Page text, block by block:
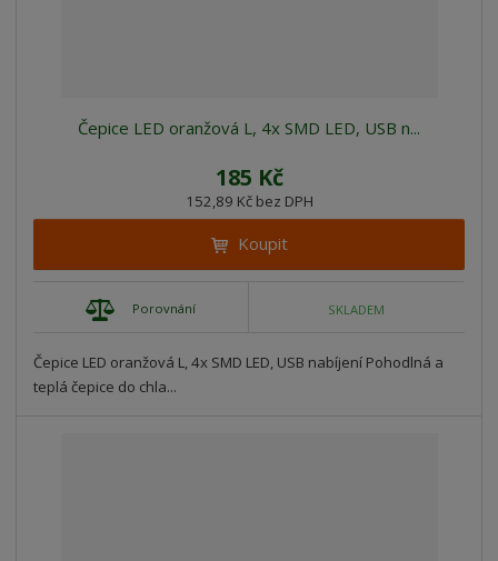
Čepice LED oranžová L, 4x SMD LED, USB n...
185 Kč
152,89 Kč bez DPH
Koupit
Porovnání SKLADEM
Čepice LED oranžová L, 4x SMD LED, USB nabíjení Pohodlná a
teplá čepice do chla...